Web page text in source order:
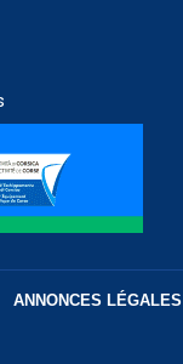
ANNONCES LÉGALES